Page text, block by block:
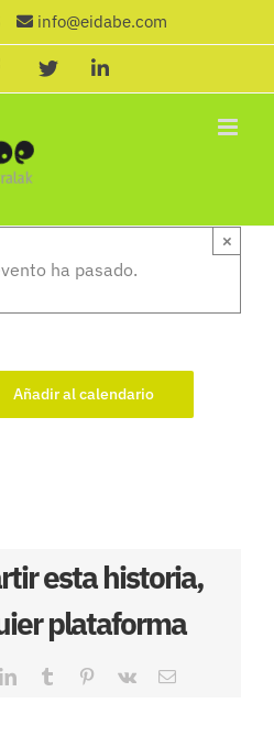
info@eidabe.com
Facebook
X LinkedIn
ha pasado.
×
Añadir al calendario
esta historia,
plataforma
LinkedInTumblr Pinterest
Vk
Correo